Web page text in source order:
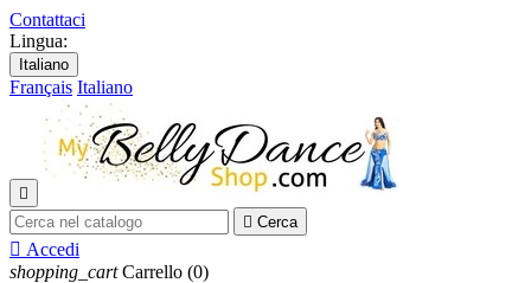
Contattaci
Lingua:
Italiano
Français Italiano

 Cerca
 Accedi
shopping_cart Carrello (0)